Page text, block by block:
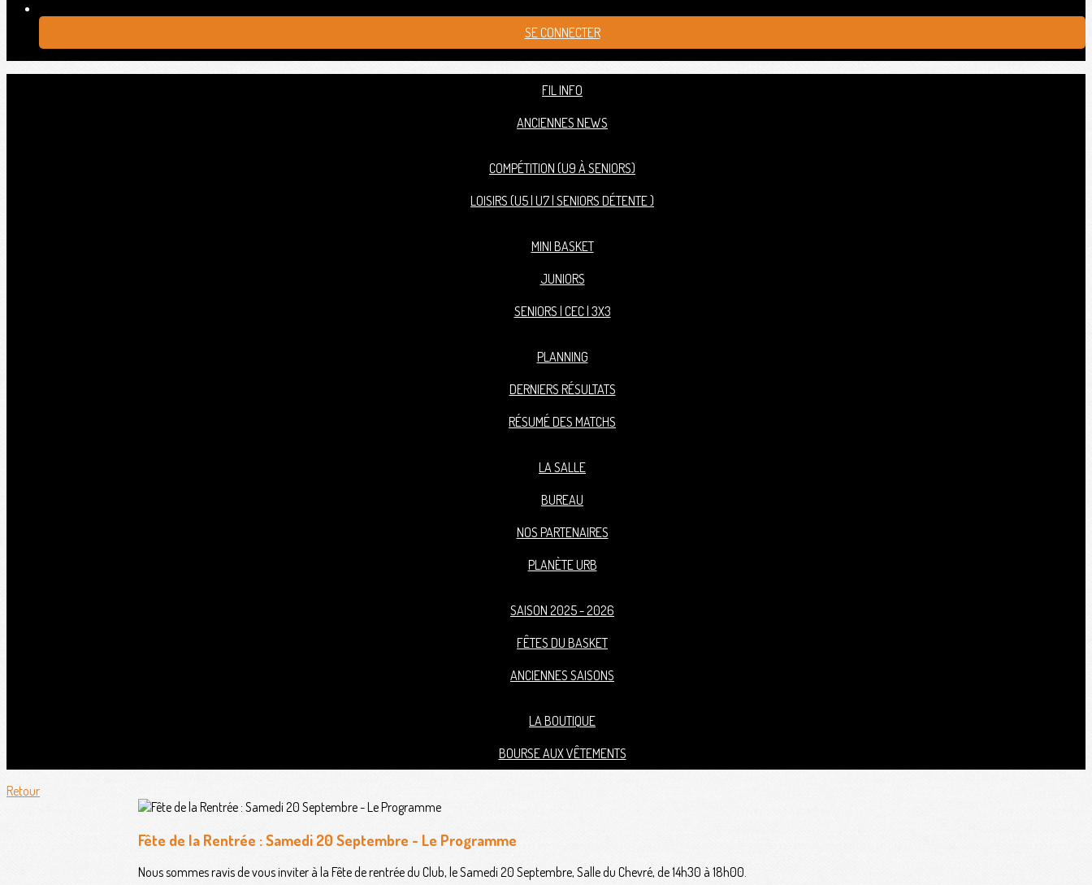
SE CONNECTER
FIL INFO
ANCIENNES NEWS
COMPÉTITION (U9 À SENIORS)
LOISIRS (U5 | U7 | SENIORS DÉTENTE )
MINI BASKET
JUNIORS
SENIORS | CEC | 3X3
PLANNING
DERNIERS RÉSULTATS
RÉSUMÉ DES MATCHS
LA SALLE
BUREAU
NOS PARTENAIRES
PLANÈTE URB
SAISON 2025 - 2026
FÊTES DU BASKET
ANCIENNES SAISONS
LA BOUTIQUE
BOURSE AUX VÊTEMENTS
Retour
Fête de la Rentrée : Samedi 20 Septembre - Le Programme
Nous sommes ravis de vous inviter à la Fête de rentrée du Club, le Samedi 20 Septembre, Salle du Chevré, de 14h30 à 18h00.